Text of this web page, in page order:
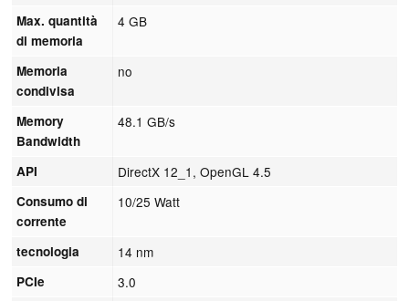
Max. quantità
di memoria
4 GB
Memoria
condivisa
no
Memory
Bandwidth
48.1 GB/s
API DirectX 12_1, OpenGL 4.5
Consumo di
corrente
10/25 Watt
tecnologia 14 nm
PCIe 3.0